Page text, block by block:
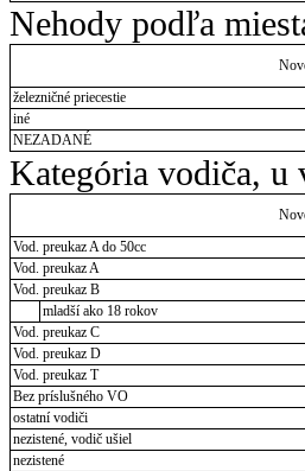
Nehody podľa
železničné priecestie
iné
NEZADANÉ
Kategória vodiča,
Vod. preukaz A do 50cc
Vod. preukaz A
Vod. preukaz B
mladší ako 18 rokov
Vod. preukaz C
Vod. preukaz D
Vod. preukaz T
Bez príslušného VO
ostatní vodiči
nezistené, vodič ušiel
nezistené